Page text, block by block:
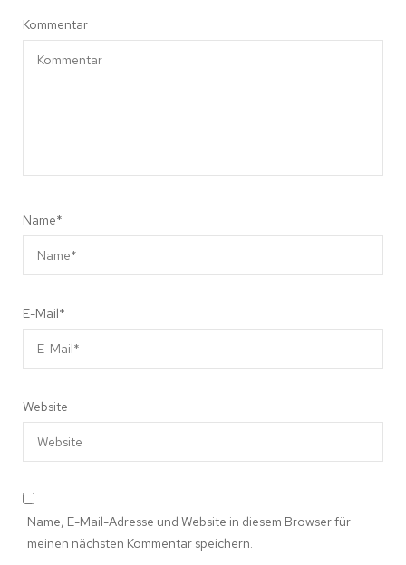
Kommentar
Name*
E-Mail*
Website
Name, E-Mail-Adresse und Website in diesem Browser für
meinen nächsten Kommentar speichern.